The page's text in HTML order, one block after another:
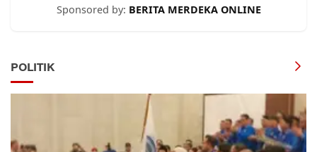
Sponsored by: BERITA MERDEKA ONLINE
POLITIK